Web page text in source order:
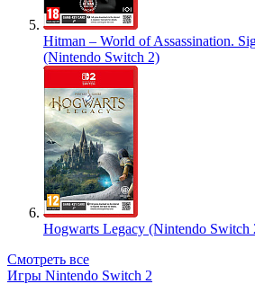
Hitman – World of Assassination.
(Nintendo Switch 2)
Hogwarts Legacy (Nintendo Switch
Смотреть все
Игры Nintendo Switch 2